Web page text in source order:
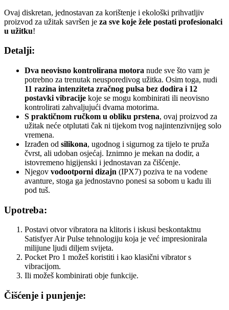
Ovaj diskretan, jednostavan za korištenje i ekološki prihvatljiv
proizvod za užitak savršen je za sve koje žele postati profesionalci
u užitku!
Detalji:
Dva neovisno kontrolirana motora nude sve što vam je
potrebno za trenutak neusporedivog užitka. Osim toga, nudi
11 razina intenziteta zračnog pulsa bez dodira i 12
postavki vibracije koje se mogu kombinirati ili neovisno
kontrolirati zahvaljujući dvama motorima.
S praktičnom ručkom u obliku prstena, ovaj proizvod za
užitak neće otplutati čak ni tijekom tvog najintenzivnijeg solo
vremena.
Izrađen od silikona, ugodnog i sigurnog za tijelo te pruža
čvrst, ali udoban osjećaj. Iznimno je mekan na dodir, a
istovremeno higijenski i jednostavan za čišćenje.
Njegov vodootporni dizajn (IPX7) poziva te na vodene
avanture, stoga ga jednostavno ponesi sa sobom u kadu ili
pod tuš.
Upotreba:
Postavi otvor vibratora na klitoris i iskusi beskontaktnu
Satisfyer Air Pulse tehnologiju koja je već impresionirala
milijune ljudi diljem svijeta.
Pocket Pro 1 možeš koristiti i kao klasični vibrator s
vibracijom.
Ili možeš kombinirati obje funkcije.
Čišćenje i punjenje: